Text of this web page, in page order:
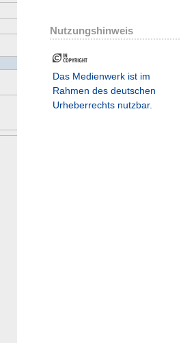
Nutzungshinweis
Das Medienwerk ist im
Rahmen des deutschen
Urheberrechts nutzbar.